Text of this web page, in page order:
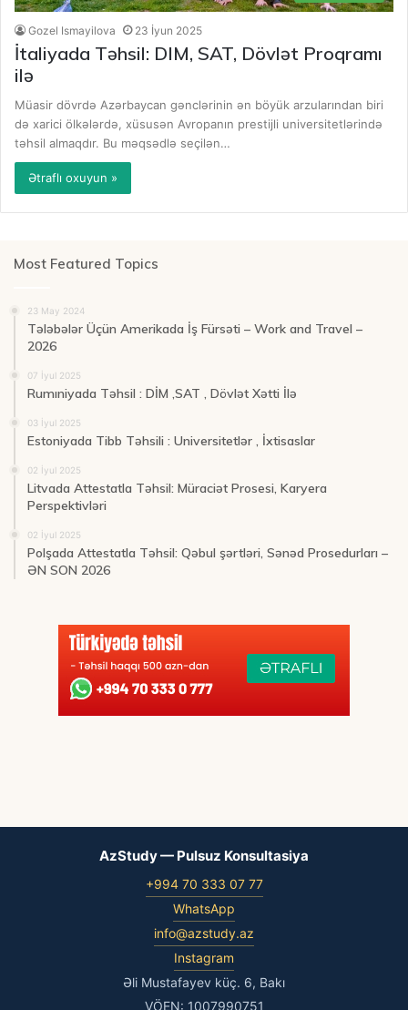
Gozel Ismayilova 23 İyun 2025
İtaliyada Təhsil: DIM, SAT, Dövlət Proqramı
ilə
Müasir dövrdə Azərbaycan gənclərinin ən böyük arzularından biri
də xarici ölkələrdə, xüsusən Avropanın prestijli universitetlərində
təhsil almaqdır. Bu məqsədlə seçilən…
Ətraflı oxuyun »
Most Featured Topics
23 May 2024
Tələbələr Üçün Amerikada İş Fürsəti – Work and Travel –
2026
07 İyul 2025
Rumıniyada Təhsil : DİM ,SAT , Dövlət Xətti İlə
03 İyul 2025
Estoniyada Tibb Təhsili : Universitetlər , İxtisaslar
02 İyul 2025
Litvada Attestatla Təhsil: Müraciət Prosesi, Karyera
Perspektivləri
02 İyul 2025
Polşada Attestatla Təhsil: Qəbul şərtləri, Sənəd Prosedurları –
ƏN SON 2026
AzStudy — Pulsuz Konsultasiya
+994 70 333 07 77
WhatsApp
info@azstudy.az
Instagram
Əli Mustafayev küç. 6, Bakı
VÖEN: 1007990751